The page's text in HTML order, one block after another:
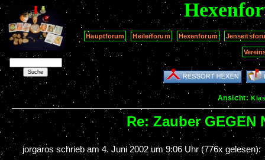
Hauptforum Heilerforum Hexenforum
Ansicht:
Re: Zauber GEGEN
jorgaros schrieb am4. Juni 2002 um 9:06 Uhr (776x gelesen):